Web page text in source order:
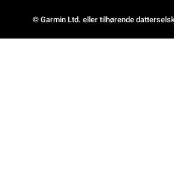
© Garmin Ltd. eller tilhørende